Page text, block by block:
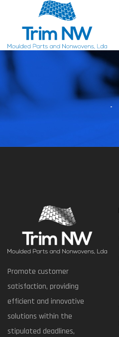
Promote customer
satisfaction, providing
efficient and innovative
solutions within the
stipulated deadlines,